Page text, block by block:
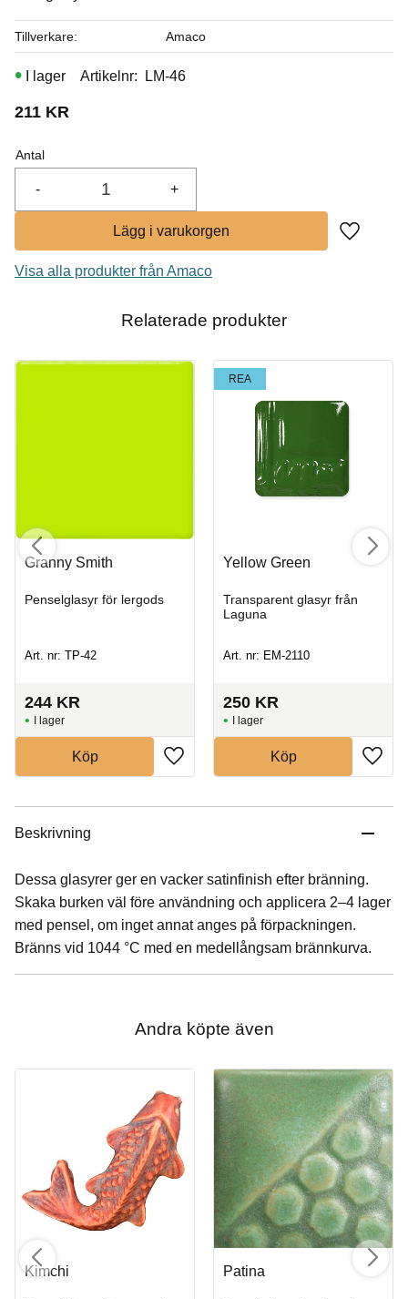
211 KR
Antal
+
-
Lägg till
I lager Artikelnr LM-46
Tillverkare Amaco
Visa alla produkter från Amaco
Relaterade produkter
Granny Smith
Penselglasyr för lergods
Art. nr: TP-42
244 KR
I lager
Köp
REA
Yellow Green
Transparent glasyr från
Laguna
Art. nr: EM-2110
250 KR
I lager
Köp
Beskrivning
Dessa glasyrer ger en vacker satinfinish efter bränning.
Skaka burken väl före användning och applicera 2–4 lager
med pensel, om inget annat anges på förpackningen.
Bränns vid 1044 °C med en medellångsam brännkurva.
Andra köpte även
Kimchi Patina